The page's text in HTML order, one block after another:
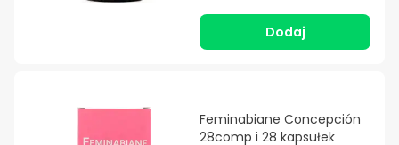
Dodaj
Feminabiane Concepción
28comp i 28 kapsułek